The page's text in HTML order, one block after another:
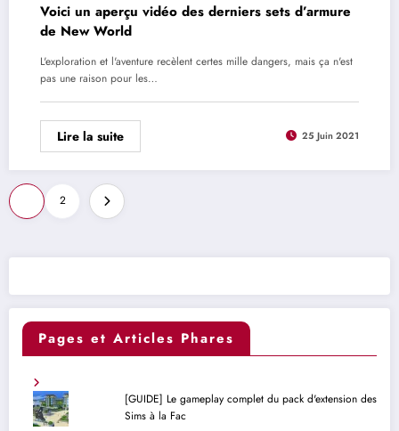
Voici un aperçu vidéo des derniers sets d’armure
de New World
L'exploration et l'aventure recèlent certes mille dangers, mais ça n'est
pas une raison pour les…
Lire la suite 25 Juin 2021
Pagination
des
publications
2
Pages et Articles Phares
[GUIDE] Le gameplay complet du pack d'extension des
Sims à la Fac